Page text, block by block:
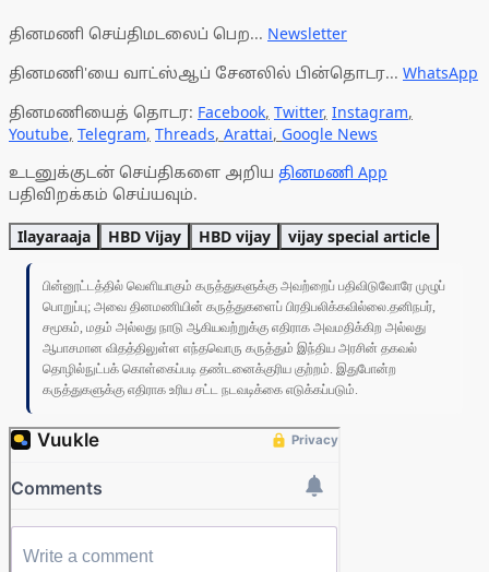
தினமணி செய்திமடலைப் பெற... Newsletter
தினமணி'யை வாட்ஸ்ஆப் சேனலில் பின்தொடர... WhatsApp
தினமணியைத் தொடர: Facebook, Twitter, Instagram,
Youtube, Telegram, Threads, Arattai, Google News
உடனுக்குடன் செய்திகளை அறிய தினமணி App
பதிவிறக்கம் செய்யவும்.
Ilayaraaja HBD Vijay HBD vijay vijay special article
பின்னூட்டத்தில் வெளியாகும் கருத்துகளுக்கு அவற்றைப் பதிவிடுவோரே முழுப்
பொறுப்பு; அவை தினமணியின் கருத்துகளைப் பிரதிபலிக்கவில்லை.தனிநபர்,
சமூகம், மதம் அல்லது நாடு ஆகியவற்றுக்கு எதிராக அவமதிக்கிற அல்லது
ஆபாசமான விதத்திலுள்ள எந்தவொரு கருத்தும் இந்திய அரசின் தகவல்
தொழில்நுட்பக் கொள்கைப்படி தண்டனைக்குரிய குற்றம். இதுபோன்ற
கருத்துகளுக்கு எதிராக உரிய சட்ட நடவடிக்கை எடுக்கப்படும்.